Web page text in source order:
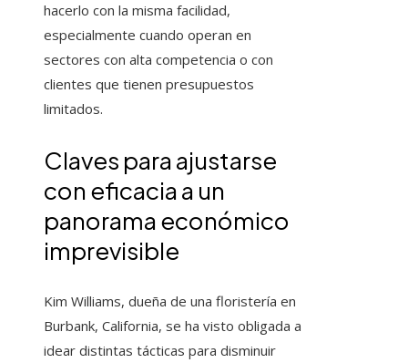
hacerlo con la misma facilidad,
especialmente cuando operan en
sectores con alta competencia o con
clientes que tienen presupuestos
limitados.
Claves para ajustarse
con eficacia a un
panorama económico
imprevisible
Kim Williams, dueña de una floristería en
Burbank, California, se ha visto obligada a
idear distintas tácticas para disminuir